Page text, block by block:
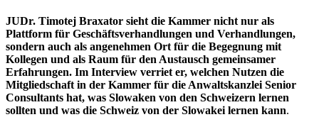
JUDr. Timotej Braxator sieht die Kammer nicht nur als
Plattform für Geschäftsverhandlungen und Verhandlungen,
sondern auch als angenehmen Ort für die Begegnung mit
Kollegen und als Raum für den Austausch gemeinsamer
Erfahrungen. Im Interview verriet er, welchen Nutzen die
Mitgliedschaft in der Kammer für die Anwaltskanzlei Senior
Consultants hat, was Slowaken von den Schweizern lernen
sollten und was die Schweiz von der Slowakei lernen kann.